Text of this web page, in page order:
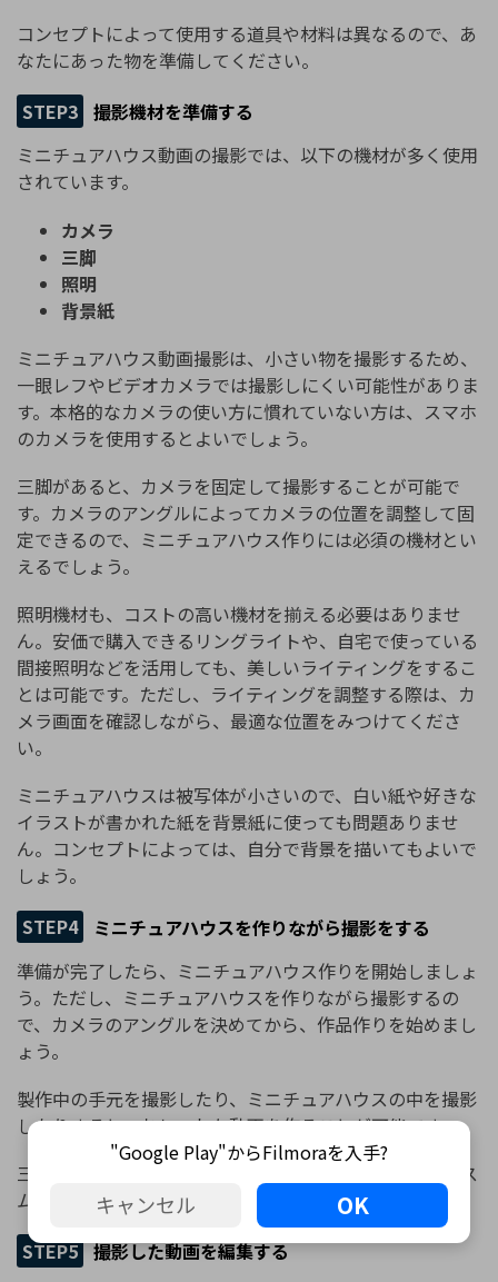
コンセプトによって使用する道具や材料は異なるので、あ
なたにあった物を準備してください。
STEP3 撮影機材を準備する
ミニチュアハウス動画の撮影では、以下の機材が多く使用
されています。
カメラ
三脚
照明
背景紙
ミニチュアハウス動画撮影は、小さい物を撮影するため、
一眼レフやビデオカメラでは撮影しにくい可能性がありま
す。本格的なカメラの使い方に慣れていない方は、スマホ
のカメラを使用するとよいでしょう。
三脚があると、カメラを固定して撮影することが可能で
す。カメラのアングルによってカメラの位置を調整して固
定できるので、ミニチュアハウス作りには必須の機材とい
えるでしょう。
照明機材も、コストの高い機材を揃える必要はありませ
ん。安価で購入できるリングライトや、自宅で使っている
間接照明などを活用しても、美しいライティングをするこ
とは可能です。ただし、ライティングを調整する際は、カ
メラ画面を確認しながら、最適な位置をみつけてくださ
い。
ミニチュアハウスは被写体が小さいので、白い紙や好きな
イラストが書かれた紙を背景紙に使っても問題ありませ
ん。コンセプトによっては、自分で背景を描いてもよいで
しょう。
STEP4
ミニチュアハウスを作りながら撮影をする
準備が完了したら、ミニチュアハウス作りを開始しましょ
う。ただし、ミニチュアハウスを作りながら撮影するの
で、カメラのアングルを決めてから、作品作りを始めまし
ょう。
製作中の手元を撮影したり、ミニチュアハウスの中を撮影
したりすると、おしゃれな動画を作ることが可能です。
三脚を使いさまざまな方向から撮影しておくと、編集がス
ムーズになります。
STEP5 撮影した動画を編集する
"Google Play"からFilmoraを入手?
キャンセル OK